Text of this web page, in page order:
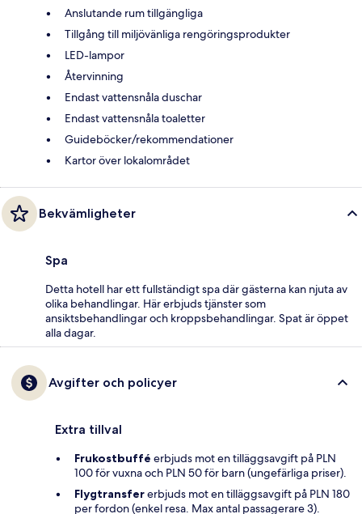
Anslutande rum tillgängliga
Tillgång till miljövänliga rengöringsprodukter
LED-lampor
Återvinning
Endast vattensnåla duschar
Endast vattensnåla toaletter
Guideböcker/rekommendationer
Kartor över lokalområdet
Bekvämligheter
Spa
Detta hotell har ett fullständigt spa där gästerna kan njuta av
olika behandlingar. Här erbjuds tjänster som
ansiktsbehandlingar och kroppsbehandlingar. Spat är öppet
alla dagar.
Avgifter och policyer
Extra tillval
Frukostbuffé erbjuds mot en tilläggsavgift på PLN
100 för vuxna och PLN 50 för barn (ungefärliga priser).
Flygtransfererbjuds mot en tilläggsavgift på PLN 180
per fordon (enkel resa. Max antal passagerare 3).